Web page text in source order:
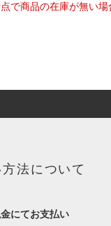
商品の在庫が無い場
法について
にてお支払い